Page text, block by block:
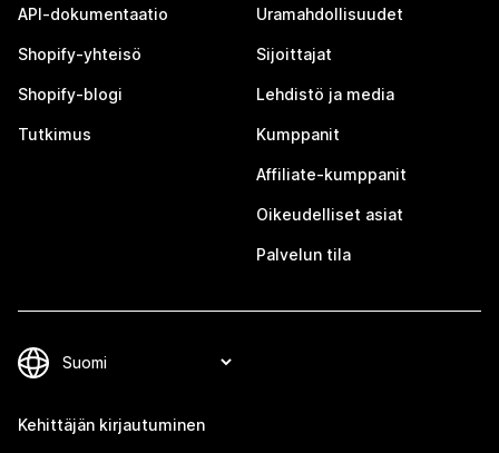
API-dokumentaatio
Shopify-yhteisö
Shopify-blogi
Tutkimus
Uramahdollisuudet
Sijoittajat
Lehdistö ja media
Kumppanit
Affiliate-kumppanit
Oikeudelliset asiat
Palvelun tila
Kehittäjän kirjautuminen